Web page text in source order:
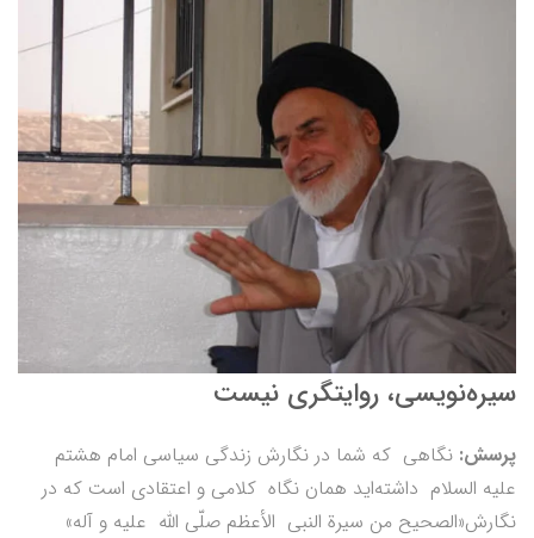
سیره­‌نویسی، روایتگری نیست
پرسش: نگاهی که شما در نگارش زندگی سیاسی امام هشتم
علیه السلام داشته‌­اید همان نگاه کلامی و اعتقادی است که در
نگارش«الصحیح من سیرة النبي الأعظم صلّی الله علیه و آله»